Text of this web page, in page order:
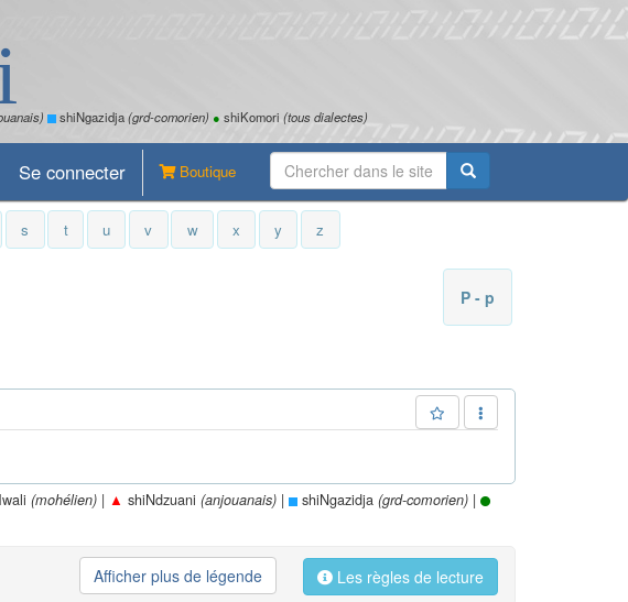
shiNgazidja(grd-comorien) ● shiKomori (tous dialectes)
Boutique
Se connecter
s t u v w x y z
P - p
(mohélien) | ▲ shiNdzuani (anjouanais) | shiNgazidja (grd-comorien) |
Les règles de lecture
Afficher plus de légende